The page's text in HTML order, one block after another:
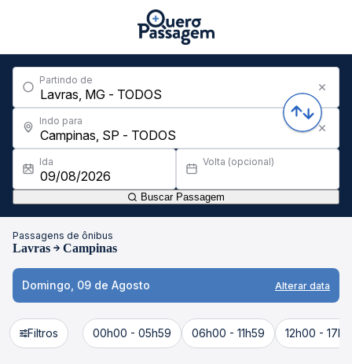
Partindo de
Indo para
Ida Volta (opcional)
Buscar Passagem
Passagens de ônibus
Lavras Campinas
Domingo, 09 de Agosto Alterar data
Filtros 00h00 - 05h59 06h00 - 11h59 12h00 -